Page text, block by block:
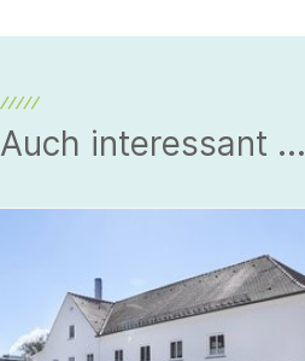
Auch interessant ...